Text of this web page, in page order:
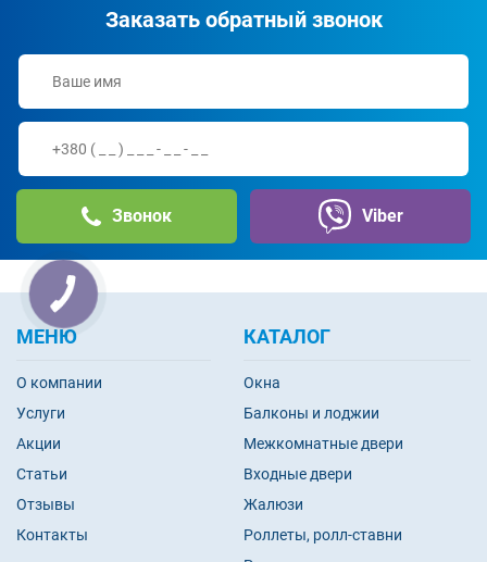
Заказать обратный звонок
Звонок Viber
МЕНЮ
О компании
Услуги
Акции
Статьи
Отзывы
Контакты
КАТАЛОГ
Окна
Балконы и лоджии
Межкомнатные двери
Входные двери
Жалюзи
Роллеты, ролл-ставни